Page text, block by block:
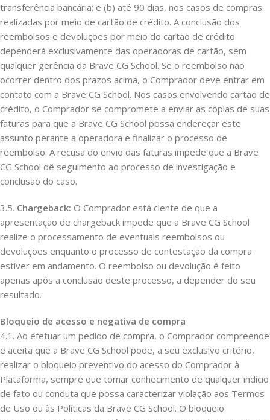
transferência bancária; e (b) até 90 dias, nos casos de compras
realizadas por meio de cartão de crédito. A conclusão dos
reembolsos e devoluções por meio do cartão de crédito
dependerá exclusivamente das operadoras de cartão, sem
qualquer gerência da Brave CG School. Se o reembolso não
ocorrer dentro dos prazos acima, o Comprador deve entrar em
contato com a Brave CG School. Nos casos envolvendo cartão de
crédito, o Comprador se compromete a enviar as cópias de suas
faturas para que a Brave CG School possa endereçar este
assunto perante a operadora e finalizar o processo de
reembolso. A recusa do envio das faturas impede que a Brave
CG School dê seguimento ao processo de investigação e
conclusão do caso.
3.5. Chargeback: O Comprador está ciente de que a
apresentação de chargeback impede que a Brave CG School
realize o processamento de eventuais reembolsos ou
devoluções enquanto o processo de contestação da compra
estiver em andamento. O reembolso ou devolução é feito
apenas após a conclusão deste processo, a depender do seu
resultado.
Bloqueio de acesso e negativa de compra
4.1. Ao efetuar um pedido de compra, o Comprador compreende
e aceita que a Brave CG School pode, a seu exclusivo critério,
realizar o bloqueio preventivo do acesso do Comprador à
Plataforma, sempre que tomar conhecimento de qualquer indício
de fato ou conduta que possa caracterizar violação aos Termos
de Uso ou às Políticas da Brave CG School. O bloqueio